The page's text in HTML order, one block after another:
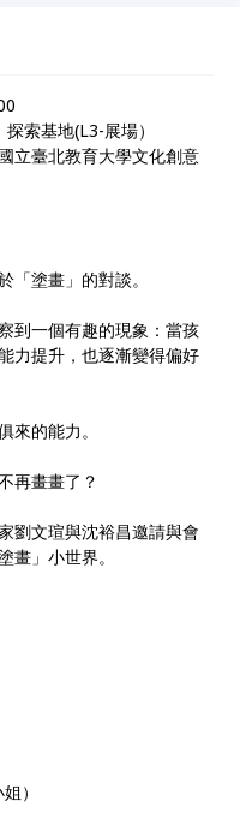
索基地(L3-展場）
立臺北教育大學文化創意
「塗畫」的對談。
到一個有趣的現象：當孩
力提升，也逐漸變得偏好
來的能力。
再畫畫了？
劉文瑄與沈裕昌邀請與會
畫」小世界。
）